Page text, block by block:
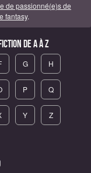
de passionné(e)s de
fantasy.
de A à Z
G H
P Q
Y Z